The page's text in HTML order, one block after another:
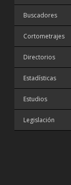
Buscadores
Cortometrajes
Directorios
Estadísticas
Estudios
Legislación